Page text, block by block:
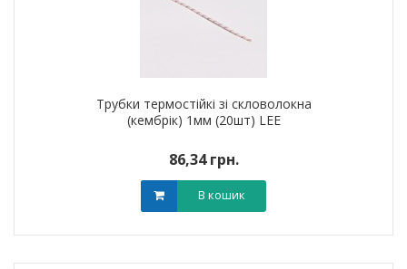
Трубки термостійкі зі скловолокна
(кембрік) 1мм (20шт) LEE
86,34 грн.
В кошик